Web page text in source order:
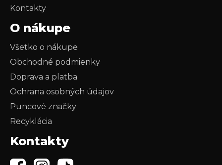
Kontakty
O nákupe
Všetko o nákupe
Obchodné podmienky
Doprava a platba
Ochrana osobných údajov
Puncové značky
Recyklácia
Kontakty